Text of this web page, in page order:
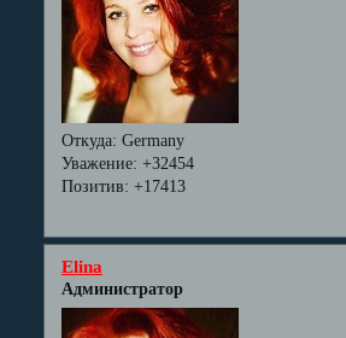
Откуда: Germany
Уважение: +32454
Позитив: +17413
Elina
Администратор